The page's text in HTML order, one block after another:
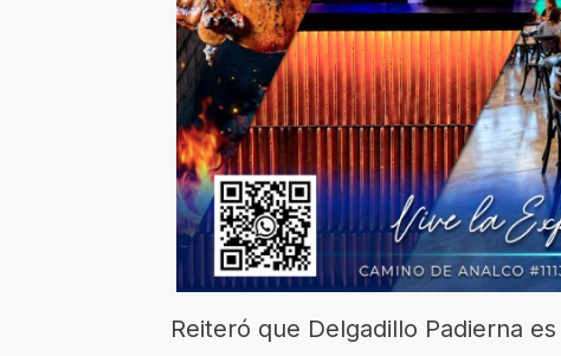
Reiteró que Delgadillo Padierna